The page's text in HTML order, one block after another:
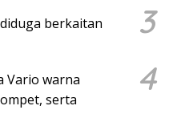
berkaitan
Vario warna
serta
3
4